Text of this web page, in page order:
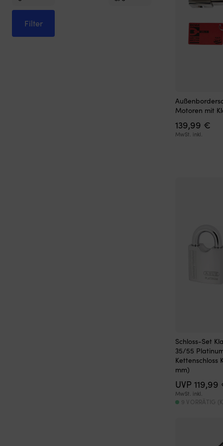
Plastimo
Qvarken
SXP
Preis
Preis
Filter
Motoren mit
139,99 €
MwSt. inkl.
Schloss-Set
35/55
Kettenschloss
mm)
UVP 119,99
MwSt. inkl.
9 VORRÄTIG